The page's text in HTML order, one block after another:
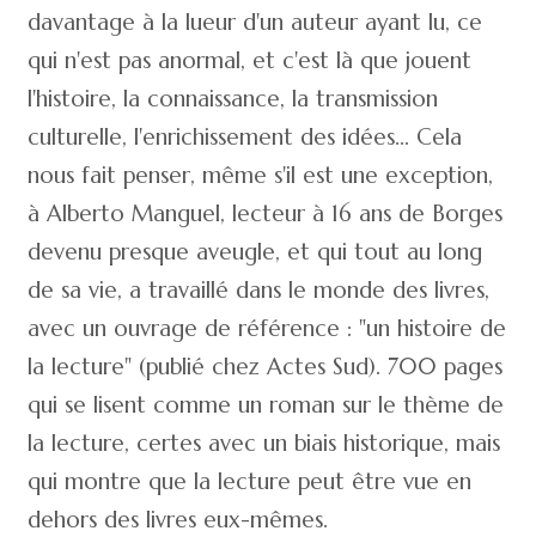
davantage à la lueur d'un auteur ayant lu, ce
qui n'est pas anormal, et c'est là que jouent
l'histoire, la connaissance, la transmission
culturelle, l'enrichissement des idées... Cela
nous fait penser, même s'il est une exception,
à Alberto Manguel, lecteur à 16 ans de Borges
devenu presque aveugle, et qui tout au long
de sa vie, a travaillé dans le monde des livres,
avec un ouvrage de référence : "un histoire de
la lecture" (publié chez Actes Sud). 700 pages
qui se lisent comme un roman sur le thème de
la lecture, certes avec un biais historique, mais
qui montre que la lecture peut être vue en
dehors des livres eux-mêmes.